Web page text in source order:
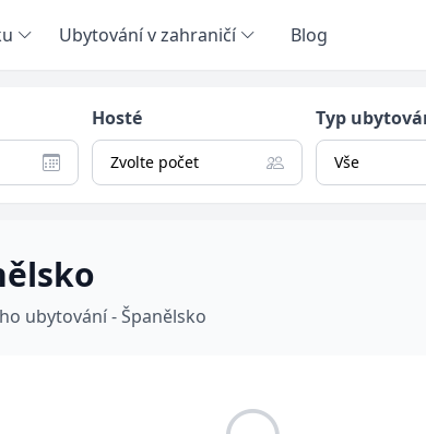
Ubytování v zahraničí Blog
Hosté
Zvolte počet
Typ
Vše
ubytování - Španělsko